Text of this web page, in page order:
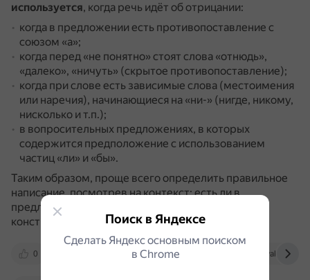
используется, когда речь идёт об отрицании:
когда в предложении есть противопоставление с
союзом «а»;
когда перед «не понятно» стоят слова «отнюдь»,
«далеко», «ничуть» (скрытое противопоставление);
когда при слове есть зависимые слова (местоимения
или наречия), начинающиеся на «ни-» (нигде, никому,
нисколько и т.п.);
в вопросительных предложениях, в которых
содержится предположение с использованием
частиц «ли» и «бы».
Таким образом, проще всего определить правильное
написание, посмотрев на контекст: есть ли в
предложении противопоставление, различные
конструкции, усиливающие отрицание.
0 www.kp.ru vk.com obrazovaka.ru
Поиск в Яндексе
Сделать Яндекс основным поиском
в Сhrome